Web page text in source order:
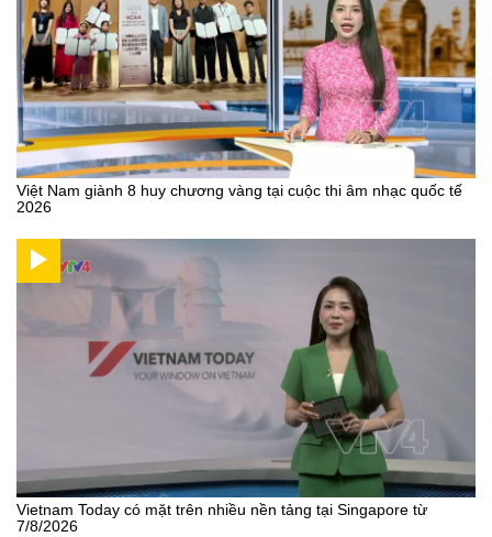
Việt Nam giành 8 huy chương vàng tại cuộc thi âm nhạc quốc tế
2026
Vietnam Today có mặt trên nhiều nền tảng tại Singapore từ
7/8/2026